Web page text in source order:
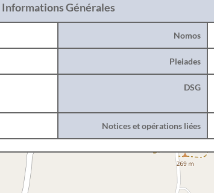
Informations Générales
Nomos
Pleiades
DSG
Notices et opérations liées